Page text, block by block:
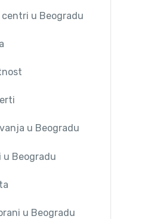
centri u Beogradu
u Beogradu
u Beogradu
u Beogradu